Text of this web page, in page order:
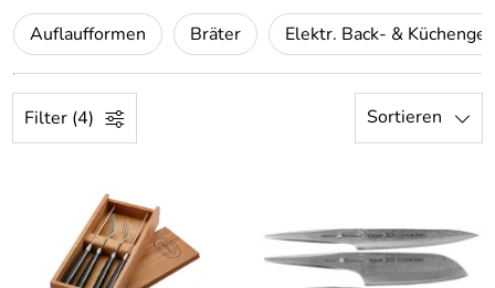
Auflaufformen Bräter Elektr. Back- &
Filter (4) Sortieren